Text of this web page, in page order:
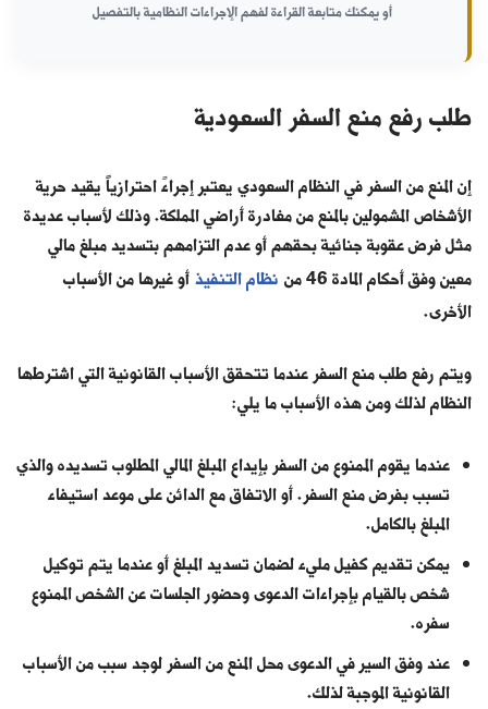
أو يمكنك متابعة القراءة لفهم الإجراءات النظامية بالتفصيل
طلب رفع منع السفر السعودية
إن المنع من السفر في النظام السعودي يعتبر إجراءً احترازياً يقيد حرية
الأشخاص المشمولين بالمنع من مغادرة أراضي المملكة. وذلك لأسباب عديدة
مثل فرض عقوبة جنائية بحقهم أو عدم التزامهم بتسديد مبلغ مالي
معين وفق أحكام المادة 46 من
نظام التنفيذأو غيرها من الأسباب
الأخرى.
ويتم رفع طلب منع السفر عندما تتحقق الأسباب القانونية التي اشترطها
النظام لذلك ومن هذه الأسباب ما يلي:
عندما يقوم الممنوع من السفر بإيداع المبلغ المالي المطلوب تسديده والذي
تسبب بفرض منع السفر. أو الاتفاق مع الدائن على موعد استيفاء
المبلغ بالكامل.
يمكن تقديم كفيل مليء لضمان تسديد المبلغ أو عندما يتم توكيل
شخص بالقيام بإجراءات الدعوى وحضور الجلسات عن الشخص الممنوع
سفره.
عند وفق السير في الدعوى محل المنع من السفر لوجد سبب من الأسباب
القانونية الموجبة لذلك.